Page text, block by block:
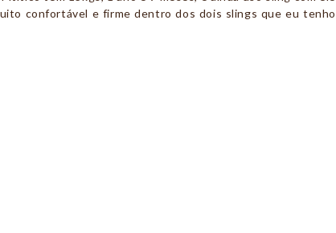
confortável e firme dentro dos dois slings que eu tenho